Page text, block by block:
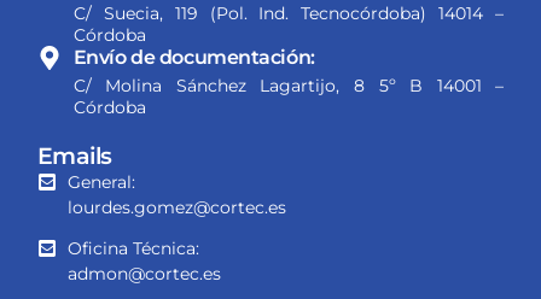
C/ Suecia, 119 (Pol. Ind. Tecnocórdoba) 14014 –
Córdoba
Envío de documentación:
C/ Molina Sánchez Lagartijo, 8 5º B 14001 –
Córdoba
Emails
General:
lourdes.gomez@cortec.es
Oficina Técnica:
admon@cortec.es